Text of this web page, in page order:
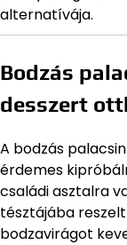
alternatívája.
Bodzás
desszert
A bodzás
érdemes
családi asztalra
tésztájába
bodzavirágot